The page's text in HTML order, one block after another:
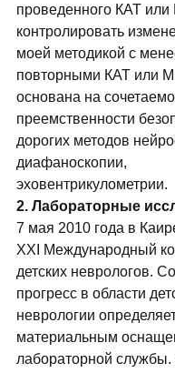
проведенного КАТ
контролировать
моей методикой с
повторными КАТ или
основана на
преемственности
дорогих методов
диафаноскопии,
эховентрикулометрии.
2. Лабораторные
7 мая 2010 года в
XXI Международный
детских неврологов.
прогресс в области
неврологии
материальным
лабораторной